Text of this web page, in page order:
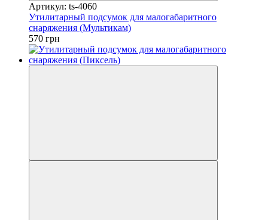
Артикул: ts-4060
Утилитарный подсумок для малогабаритного
снаряжения (Мультикам)
570 грн